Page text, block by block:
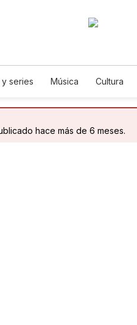
series Música Cultura
hace más de 6 meses.